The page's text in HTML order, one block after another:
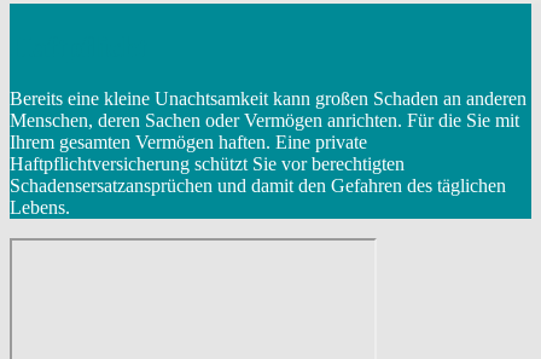
Bereits eine kleine Unachtsamkeit kann großen Schaden an anderen
Menschen, deren Sachen oder Vermögen anrichten. Für die Sie mit
Ihrem gesamten Vermögen haften. Eine private
Haftpflichtversicherung schützt Sie vor berechtigten
Schadensersatzansprüchen und damit den Gefahren des täglichen
Lebens.